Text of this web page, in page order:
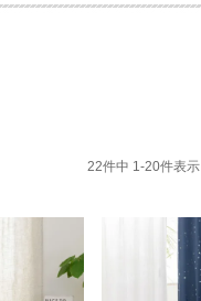
22件中 1-20件表示